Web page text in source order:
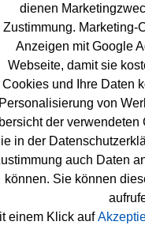
gewinnen
Gewinnspiel
eine tolle
Tegut Gewinnspiel
viermal eine
Sie diese
dienen
Zustimmung. Marketing-
Anzeigen mit Google
Webseite, damit sie
Cookies und Ihre Daten
Personalisierung von
der
in der
auch Daten
können. Sie können
einem Klick auf